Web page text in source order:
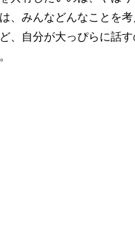
、みんなどんなことを
、自分が大っぴらに話